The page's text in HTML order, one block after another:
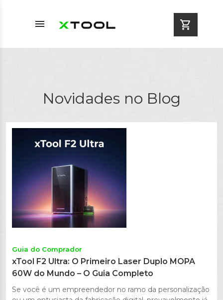
menu shopping_cart
Novidades no Blog
Guia do Comprador
xTool F2 Ultra: O Primeiro Laser Duplo MOPA
60W do Mundo – O Guia Completo
Se você é um empreendedor no ramo da personalização